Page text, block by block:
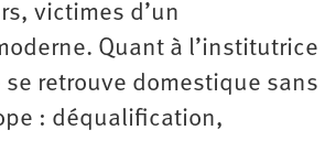
victimes d’un
Quant à l’institutrice
retrouve domestique sans
: déqualification,